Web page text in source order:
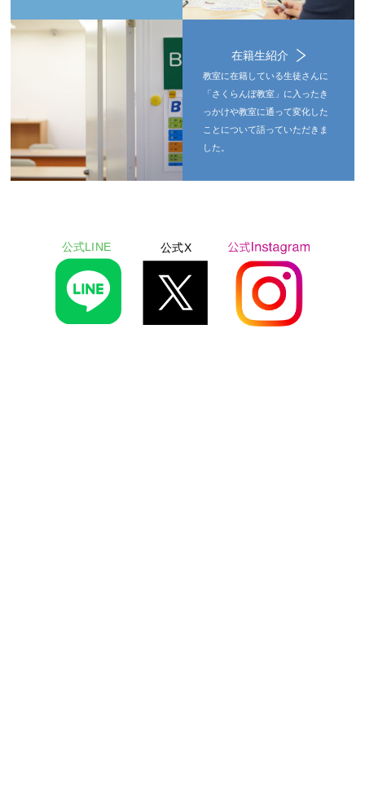
在籍生紹介
教室に在籍している生徒さんに
「さくらんぼ教室」に入ったき
っかけや教室に通って変化した
ことについて語っていただきま
した。